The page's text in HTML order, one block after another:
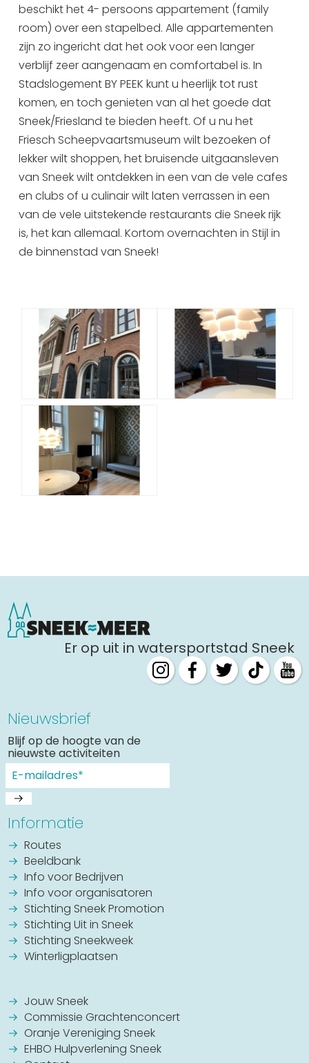
beschikt het 4- persoons appartement (family
room) over een stapelbed. Alle appartementen
zijn zo ingericht dat het ook voor een langer
verblijf zeer aangenaam en comfortabel is. In
Stadslogement BY PEEK kunt u heerlijk tot rust
komen, en toch genieten van al het goede dat
Sneek/Friesland te bieden heeft. Of u nu het
Friesch Scheepvaartsmuseum wilt bezoeken of
lekker wilt shoppen, het bruisende uitgaansleven
van Sneek wilt ontdekken in een van de vele cafes
en clubs of u culinair wilt laten verrassen in een
van de vele uitstekende restaurants die Sneek rijk
is, het kan allemaal. Kortom overnachten in Stijl in
de binnenstad van Sneek!
Er op uit in watersportstad Sneek
Nieuwsbrief
Blijf op de hoogte van de
nieuwste activiteiten
Informatie
Routes
Beeldbank
Info voor Bedrijven
Info voor organisatoren
Stichting Sneek Promotion
Stichting Uit in Sneek
Stichting Sneekweek
Winterligplaatsen
Jouw Sneek
Commissie Grachtenconcert
Oranje Vereniging Sneek
EHBO Hulpverlening Sneek